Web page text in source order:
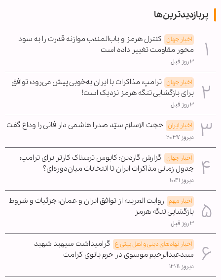
پربازدیدترین‌ها
اخبار جهان کنترل هرمز و باب‌المندب موازنه قدرت را به سود
محور مقاومت تغییر داده است
۳ روز قبل
اخبار جهان ترامپ: مذاکرات با ایران به‌خوبی پیش می‌رود؛ توافق
برای بازگشایی تنگه هرمز نزدیک است!
۳ روز قبل
اخبار ایران حجت الاسلام سیّد صدرا هاشمی دار فانی را وداع گفت
دیروز ۲۰:۳۷
اخبار جهان گزارش گاردین: کابوس ترسناک کارتر برای ترامپ؛
جدول زمانی مذاکرات ایران تا انتخابات میان‌دوره‌ای؟
دیروز ۱۰:۴۱
اخبار مهم روایت العربیه از توافق ایران و عمان؛ جزئیات و شروط
بازگشایی تنگه هرمز
۳ روز قبل
اخبار نهادهای دینی و اهل بیتی ع گرامیداشت سپهبد شهید
سیدعبدالرحیم موسوی در حرم بانوی کرامت
دیروز ۱۳:۱۱